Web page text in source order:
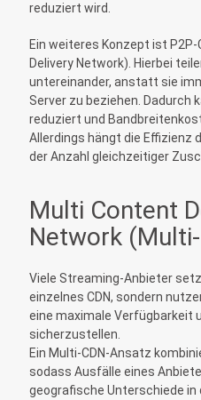
reduziert wird.
Ein weiteres Konzept ist
Delivery Network). Hierbei
untereinander, anstatt sie
Server zu beziehen. Dadurch
reduziert und
Allerdings hängt die Effizienz
der Anzahl gleichzeitiger
Multi Content
Network
Viele Streaming-Anbieter
einzelnes CDN, sondern
eine maximale Verfügbarkeit
sicherzustellen.
Ein Multi-CDN-Ansatz
sodass Ausfälle eines
geografische Unterschiede in